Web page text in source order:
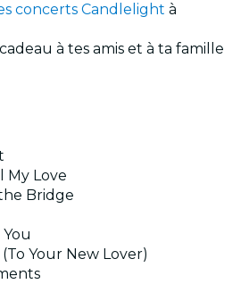
concerts Candlelight à
à tes amis et à ta famille
My Love
Bridge
Your New Lover)